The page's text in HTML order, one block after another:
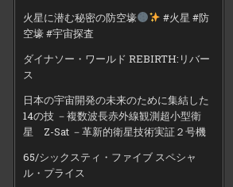
火星に潜む秘密の防空壕
#火星 #防
空壕 #宇宙探査
ダイナソー・ワールド REBIRTH:リバー
ス
日本の宇宙開発の未来のために集結した
14の技 －複数波長赤外線観測超小型衛
星 Z-Sat －革新的衛星技術実証２号機
65/シックスティ・ファイブ スペシャ
ル・プライス